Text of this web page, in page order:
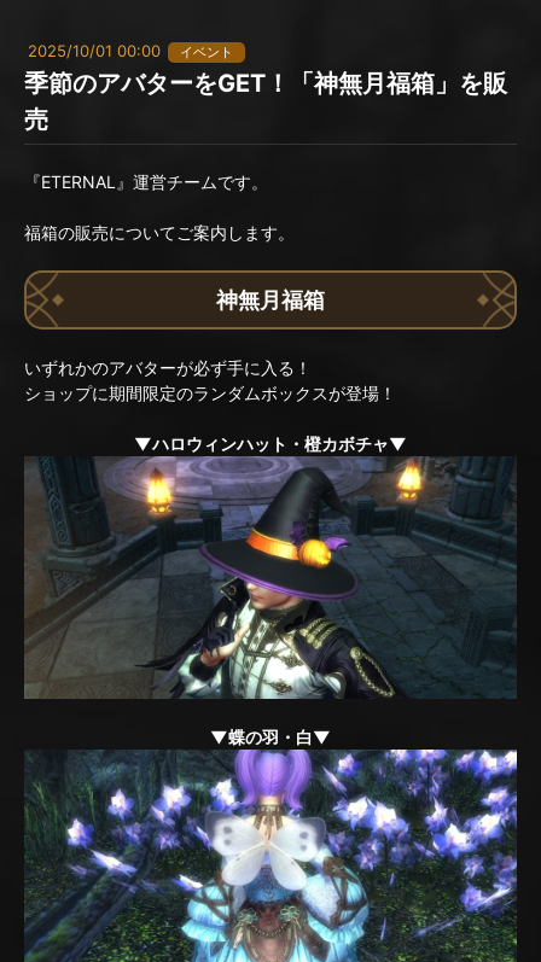
2025/10/01 00:00 イベント
季節のアバターをGET！「神無月福箱」を販
売
『ETERNAL』運営チームです。
福箱の販売についてご案内します。
神無月福箱
いずれかのアバターが必ず手に入る！
ショップに期間限定のランダムボックスが登場！
▼ハロウィンハット・橙カボチャ▼
▼蝶の羽・白▼